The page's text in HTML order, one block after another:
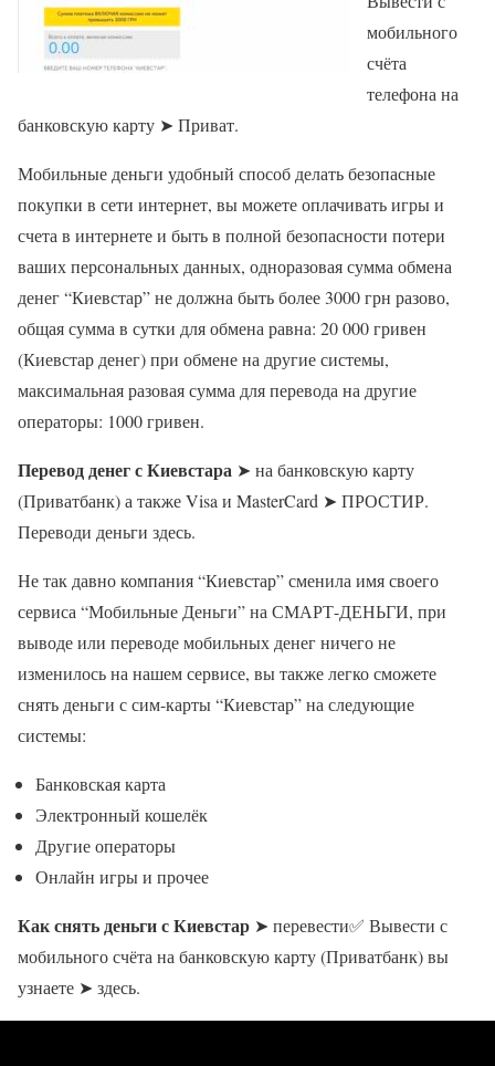
мобильного
счёта
телефона на
банковскую карту ➤ Приват.
Мобильные деньги удобный способ делать безопасные
покупки в сети интернет, вы можете оплачивать игры и
счета в интернете и быть в полной безопасности потери
ваших персональных данных, одноразовая сумма обмена
денег “Киевстар” не должна быть более 3000 грн разово,
общая сумма в сутки для обмена равна: 20 000 гривен
(Киевстар денег) при обмене на другие системы,
максимальная разовая сумма для перевода на другие
операторы: 1000 гривен.
Перевод денег с Киевстара ➤ на банковскую карту
(Приватбанк) а также Visa и MasterCard ➤ ПРОСТИР.
Переводи деньги здесь.
Не так давно компания “Киевстар” сменила имя своего
сервиса “Мобильные Деньги” на СМАРТ-ДЕНЬГИ, при
выводе или переводе мобильных денег ничего не
изменилось на нашем сервисе, вы также легко сможете
снять деньги с сим-карты “Киевстар” на следующие
системы:
Банковская карта
Электронный кошелёк
Другие операторы
Онлайн игры и прочее
Как снять деньги с Киевстар ➤ перевести✅ Вывести с
мобильного счёта на банковскую карту (Приватбанк) вы
узнаете ➤ здесь.